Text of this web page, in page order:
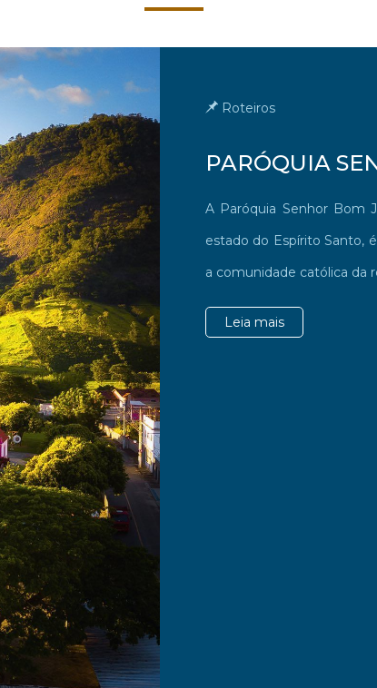
Roteiros
PARÓQUIA
A Paróquia Senhor Bom
estado do Espírito Santo,
a comunidade católica da
Leia mais